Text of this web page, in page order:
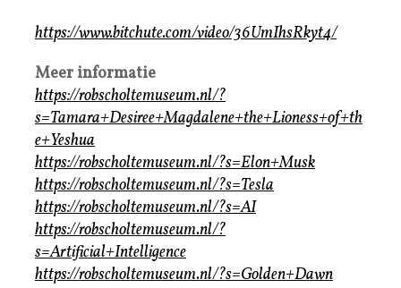
https://www.bitchute.com/video/36UmIhsRkyt4/
Meer informatie
https://robscholtemuseum.nl/?
s=Tamara+Desiree+Magdalene+the+Lioness+of+th
e+Yeshua
https://robscholtemuseum.nl/?s=Elon+Musk
https://robscholtemuseum.nl/?s=Tesla
https://robscholtemuseum.nl/?s=AI
https://robscholtemuseum.nl/?
s=Artificial+Intelligence
https://robscholtemuseum.nl/?s=Golden+Dawn